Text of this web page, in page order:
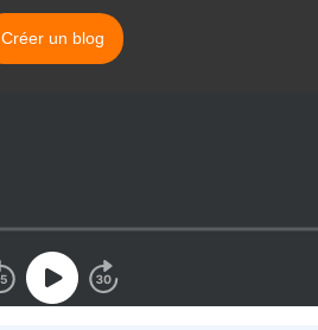
Créer un blog